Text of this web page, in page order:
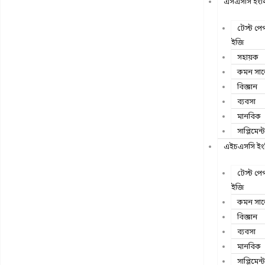
এসএসসি
টেস্ট
ইজি
সহায়ক
কমন
বিজ্ঞান
ব্যবসা
মানবিক
সাপ্লিমেন্ট
এইচএসসি
টেস্ট
ইজি
কমন
বিজ্ঞান
ব্যবসা
মানবিক
সাপ্লিমেন্ট